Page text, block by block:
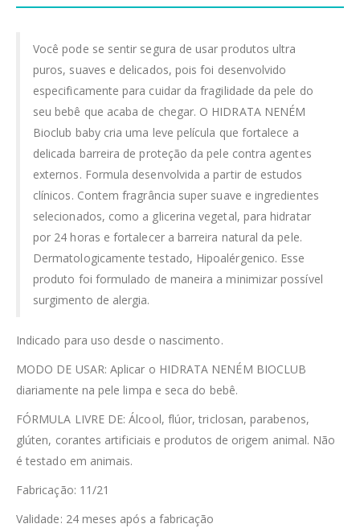
Você pode se sentir segura de usar produtos ultra
puros, suaves e delicados, pois foi desenvolvido
especificamente para cuidar da fragilidade da pele do
seu bebê que acaba de chegar. O HIDRATA NENÉM
Bioclub baby cria uma leve película que fortalece a
delicada barreira de proteção da pele contra agentes
externos. Formula desenvolvida a partir de estudos
clínicos. Contem fragrância super suave e ingredientes
selecionados, como a glicerina vegetal, para hidratar
por 24 horas e fortalecer a barreira natural da pele.
Dermatologicamente testado, Hipoalérgenico. Esse
produto foi formulado de maneira a minimizar possível
surgimento de alergia.
Indicado para uso desde o nascimento.
MODO DE USAR: Aplicar o HIDRATA NENÉM BIOCLUB
diariamente na pele limpa e seca do bebê.
FÓRMULA LIVRE DE: Álcool, flúor, triclosan, parabenos,
glúten, corantes artificiais e produtos de origem animal. Não
é testado em animais.
Fabricação: 11/21
Validade: 24 meses após a fabricação